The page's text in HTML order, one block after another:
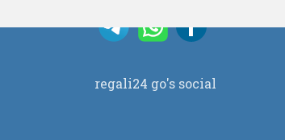
regali24 go's social